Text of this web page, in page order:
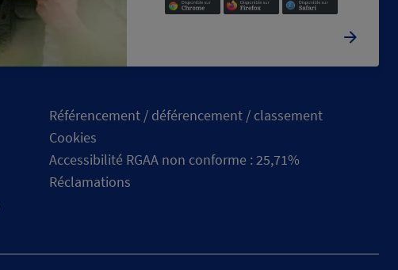
Référencement / déférencement / classement
Cookies
Accessibilité RGAA non conforme : 25,71%
Réclamations